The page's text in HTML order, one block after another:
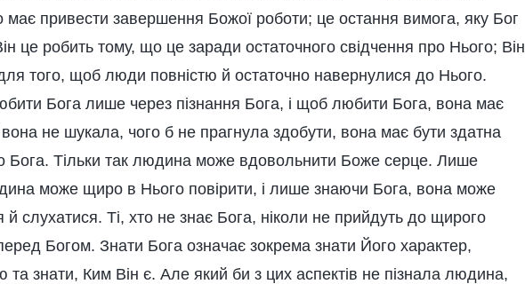
має привести завершення Божої роботи; це остання вимога, яку Бог
це робить тому, що це заради остаточного свідчення про Нього; Він
того, щоб люди повністю й остаточно навернулися до Нього.
Бога лише через пізнання Бога, і щоб любити Бога, вона має
не шукала, чого б не прагнула здобути, вона має бути здатна
Бога. Тільки так людина може вдовольнити Боже серце. Лише
може щиро в Нього повірити, і лише знаючи Бога, вона може
слухатися. Ті, хто не знає Бога, ніколи не прийдуть до щирого
Богом. Знати Бога означає зокрема знати Його характер,
та знати, Ким Він є. Але який би з цих аспектів не пізнала людина,